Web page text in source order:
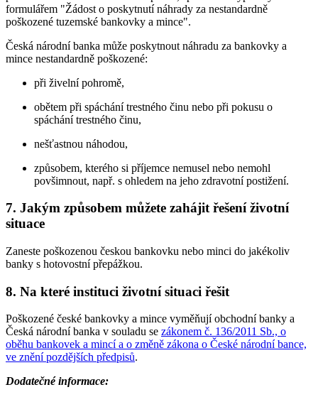
formulářem "Žádost o poskytnutí náhrady za nestandardně
poškozené tuzemské bankovky a mince".
Česká národní banka může poskytnout náhradu za bankovky a
mince nestandardně poškozené:
při živelní pohromě,
obětem při spáchání trestného činu nebo při pokusu o
spáchání trestného činu,
nešťastnou náhodou,
způsobem, kterého si příjemce nemusel nebo nemohl
povšimnout, např. s ohledem na jeho zdravotní postižení.
7. Jakým způsobem můžete zahájit řešení životní
situace
Zaneste poškozenou českou bankovku nebo minci do jakékoliv
banky s hotovostní přepážkou.
8. Na které instituci životní situaci řešit
Poškozené české bankovky a mince vyměňují obchodní banky a
Česká národní banka v souladu se zákonem č. 136/2011 Sb., o
oběhu bankovek a mincí a o změně zákona o České národní bance,
ve znění pozdějších předpisů.
Dodatečné informace: